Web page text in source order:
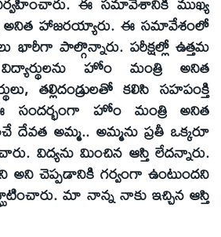
హాజరయ్యారు. ఈ సమావేశంలో
భారీగా పాల్గొన్నారు. పరీక్షల్లో ఉత్తమ
హోం మంత్రి అనిత
తల్లిదండ్రులతో కలిసి సహపంక్తి
సందర్భంగా హోం మంత్రి అనిత
దేవత అమ్మ.. అమ్మను ప్రతీ ఒక్కరూ
విద్యను మించిన ఆస్తి లేదన్నారు.
అని చెప్పడానికి గర్వంగా ఉంటుందని
మా నాన్న నాకు ఇచ్చిన ఆస్తి